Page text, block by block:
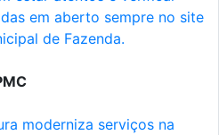
em aberto sempre no site
de Fazenda.
moderniza serviços na